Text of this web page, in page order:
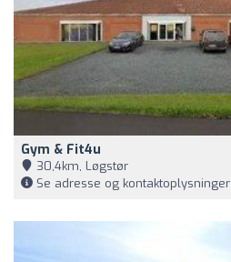
Gym & Fit4u
30,4km, Løgstør
Se adresse og kontaktoplysninger